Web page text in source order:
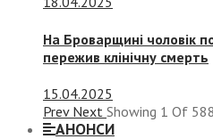
На Броварщині чоловік
пережив клінічну смерть
15.04.2025
Prev Next Showing 1 Of 588
АНОНСИ